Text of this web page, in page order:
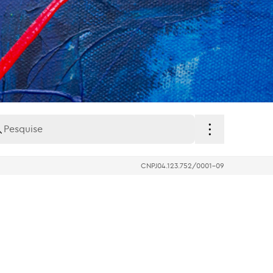
CNPJ04.123.752/0001-09